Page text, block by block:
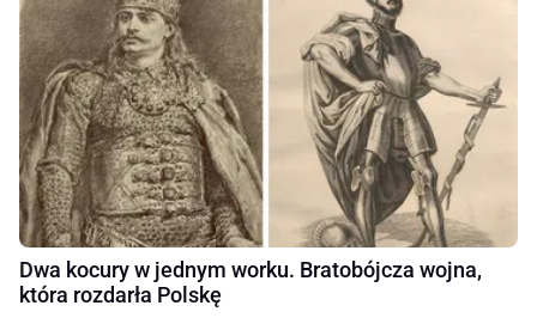
Dwa kocury w jednym worku. Bratobójcza wojna,
która rozdarła Polskę